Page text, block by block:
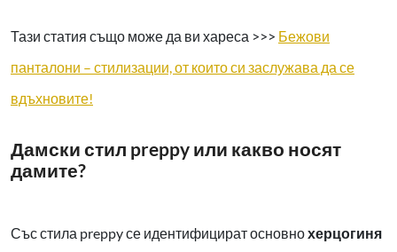
Тази статия също може да ви хареса >>> Бежови
панталони – стилизации, от които си заслужава да се
вдъхновите!
Дамски стил preppy или какво носят
дамите?
Със стила preppy се идентифицират основнохерцогиня